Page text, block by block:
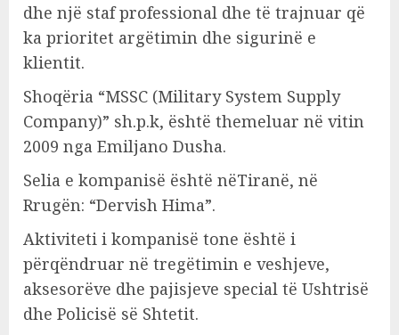
dhe një staf professional dhe të trajnuar që
ka prioritet argëtimin dhe sigurinë e
klientit.
Shoqëria “MSSC (Military System Supply
Company)” sh.p.k, është themeluar në vitin
2009 nga Emiljano Dusha.
Selia e kompanisë është nëTiranë, në
Rrugën: “Dervish Hima”.
Aktiviteti i kompanisë tone është i
përqëndruar në tregëtimin e veshjeve,
aksesorëve dhe pajisjeve special të Ushtrisë
dhe Policisë së Shtetit.